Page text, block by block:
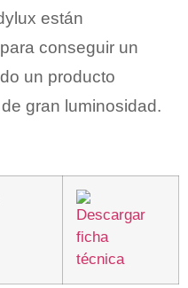
están
conseguir un
un producto
gran luminosidad.